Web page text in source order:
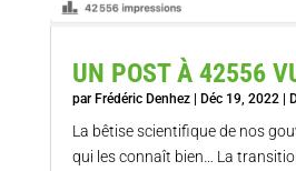
UN POST À 42556
par Frédéric Denhez| Déc 19, 2022|
La bêtise scientifique de nos
qui les connaît bien… La